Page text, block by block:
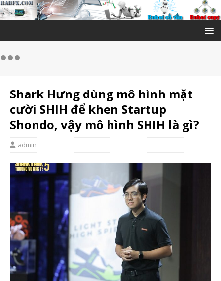
Shark Hưng dùng mô hình mặt
cười SHIH để khen Startup
Shondo, vậy mô hình SHIH là gì?
admin